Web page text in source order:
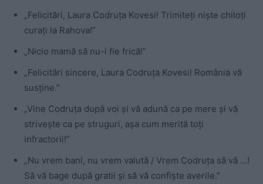
„Felicitări, Laura Codruța Kovesi! Trimiteți niște chiloți
curați la Rahova!”
„Nicio mamă să nu-i fie frică!”
„Felicitări sincere, Laura Codruța Kovesi! România vă
susține.”
„Vine Codruța după voi și vă adună ca pe mere și vă
strivește ca pe struguri, așa cum merită toți
infractorii!”
„Nu vrem bani, nu vrem valută / Vrem Codruța să vă …!
Să vă bage după gratii și să vă confiște averile.”